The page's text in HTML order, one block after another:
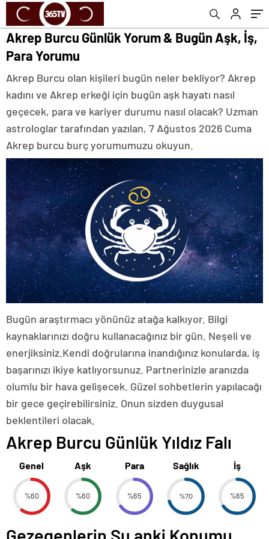
Akrep Burcu Günlük Yorum & Bugün Aşk, İş,
Para Yorumu
Akrep Burcu olan kişileri bugün neler bekliyor? Akrep
kadını ve Akrep erkeği için bugün aşk hayatı nasıl
geçecek, para ve kariyer durumu nasıl olacak? Uzman
astrologlar tarafından yazılan, 7 Ağustos 2026 Cuma
Akrep burcu burç yorumumuzu okuyun.
Bugün araştırmacı yönünüz atağa kalkıyor. Bilgi
kaynaklarınızı doğru kullanacağınız bir gün. Neşeli ve
enerjiksiniz.Kendi doğrularına inandığınız konularda, iş
başarınızı ikiye katlıyorsunuz. Partnerinizle aranızda
olumlu bir hava gelişecek. Güzel sohbetlerin yapılacağı
bir gece geçirebilirsiniz. Onun sizden duygusal
beklentileri olacak.
Akrep Burcu Günlük Yıldız Falı
Genel
%60
Aşk
%60
Para
%65
Sağlık
%70
İş
%65